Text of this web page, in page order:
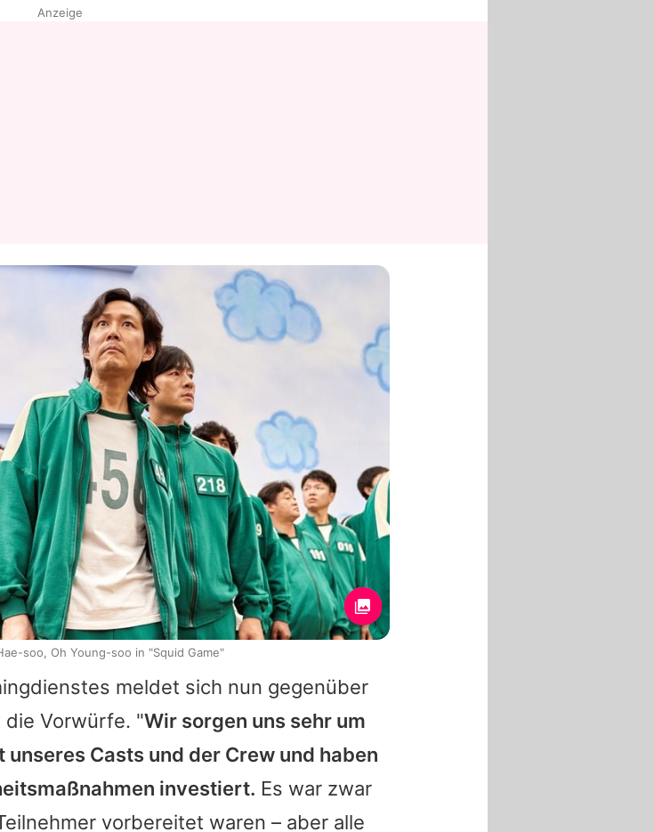
meldet sich nun gegenüber
Vorwürfe. "Wir sorgen uns sehr um
Casts und der Crew und haben
investiert. Es war zwar
vorbereitet waren – aber alle
Anzeige
soo, Oh Young-soo in "Squid Game"